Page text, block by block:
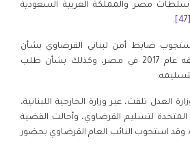
سلطات مصر والمملكة العربية السعودية
[47]
.
ديسمبر 2024، استجوب ضابط أمن لبناني القرضاوي بشأن
الحكم الغيابي الصادر بحقه عام 2017 في مصر، وكذلك بشأن طلب
ورد أن وزارة العدل تلقت، عبر وزارة الخارجية اللبنانية،
المتحدة لتسليم القرضاوي، وأحالت القضية
وقد استجوب النائب العام القرضاوي بحضور